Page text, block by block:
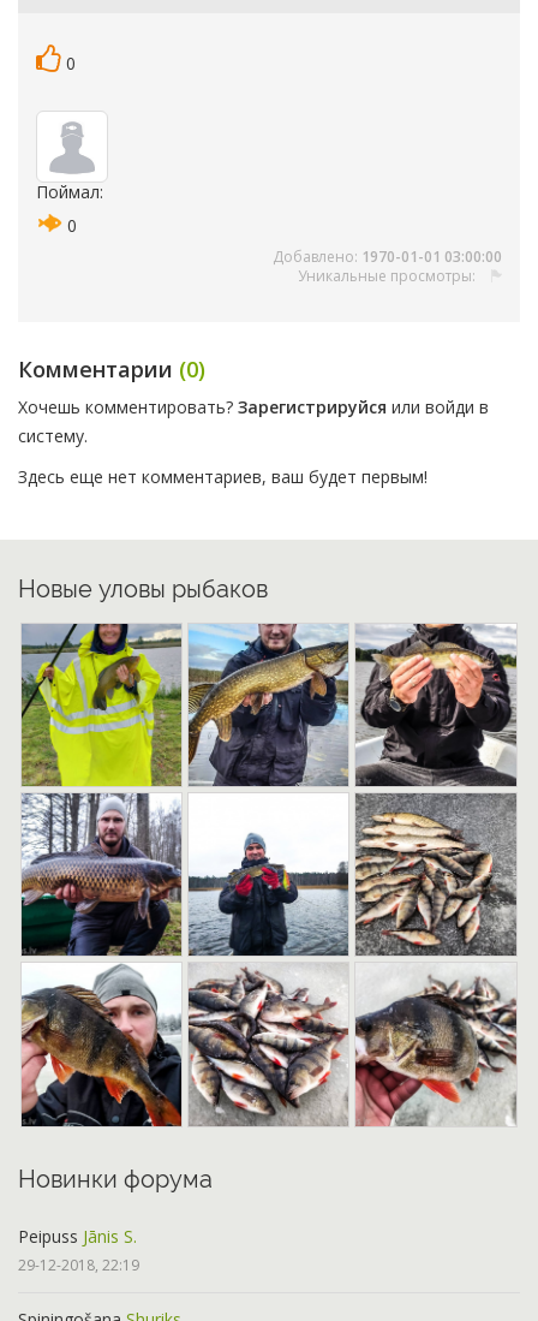
0
Поймал:
0
Добавлено: 1970-01-01 03:00:00
Уникальные просмотры:
Комментарии (0)
Хочешь комментировать? Зарегистрируйся или войди в
систему.
Здесь еще нет комментариев, ваш будет первым!
Новые уловы рыбаков
Новинки форума
Peipuss Jānis S.
29-12-2018, 22:19